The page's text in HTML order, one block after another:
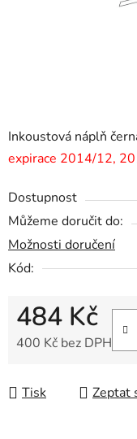
Inkoustová náplň
expirace 2014/12,
Dostupnost
Můžeme doručit do:
Možnosti doručení
Kód:
484 Kč
400 Kč bez DPH
Tisk Zeptat